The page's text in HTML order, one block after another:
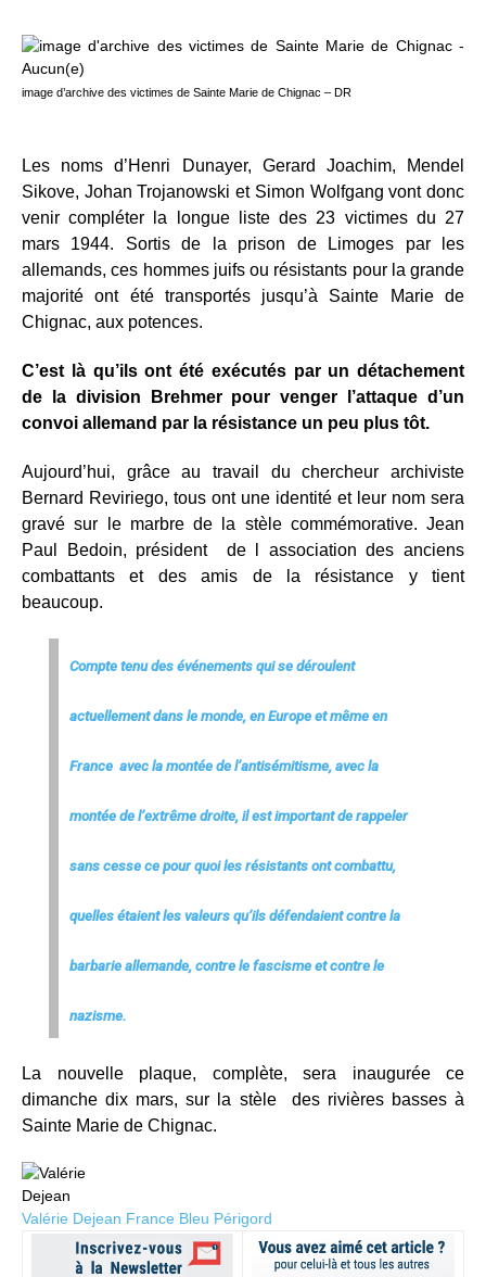
image d’archive des victimes de Sainte Marie de Chignac – DR
Les noms d’Henri Dunayer, Gerard Joachim, Mendel
Sikove, Johan Trojanowski et Simon Wolfgang vont donc
venir compléter la longue liste des 23 victimes du 27
mars 1944. Sortis de la prison de Limoges par les
allemands, ces hommes juifs ou résistants pour la grande
majorité ont été transportés jusqu’à Sainte Marie de
Chignac, aux potences.
C’est là qu’ils ont été exécutés par un détachement
de la division Brehmer pour venger l’attaque d’un
convoi allemand par la résistance un peu plus tôt.
Aujourd’hui, grâce au travail du chercheur archiviste
Bernard Reviriego, tous ont une identité et leur nom sera
gravé sur le marbre de la stèle commémorative. Jean
Paul Bedoin, président de l association des anciens
combattants et des amis de la résistance y tient
beaucoup.
Compte tenu des événements qui se déroulent
actuellement dans le monde, en Europe et même en
France avec la montée de l’antisémitisme, avec la
montée de l’extrême droite, il est important de rappeler
sans cesse ce pour quoi les résistants ont combattu,
quelles étaient les valeurs qu’ils défendaient contre la
barbarie allemande, contre le fascisme et contre le
nazisme.
La nouvelle plaque, complète, sera inaugurée ce
dimanche dix mars, sur la stèle des rivières basses à
Sainte Marie de Chignac.
Valérie Dejean France Bleu Périgord